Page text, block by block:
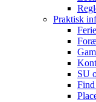
Praktisk
SU
Find